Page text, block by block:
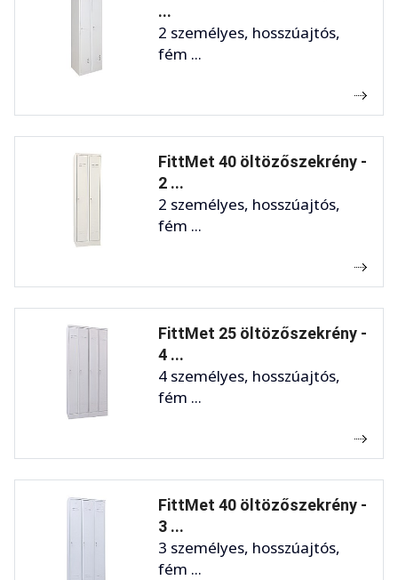
...
2 személyes, hosszúajtós,
fém ...
FittMet 40 öltözőszekrény -
2 ...
2 személyes, hosszúajtós,
fém ...
FittMet 25 öltözőszekrény -
4 ...
4 személyes, hosszúajtós,
fém ...
FittMet 40 öltözőszekrény -
3 ...
3 személyes, hosszúajtós,
fém ...